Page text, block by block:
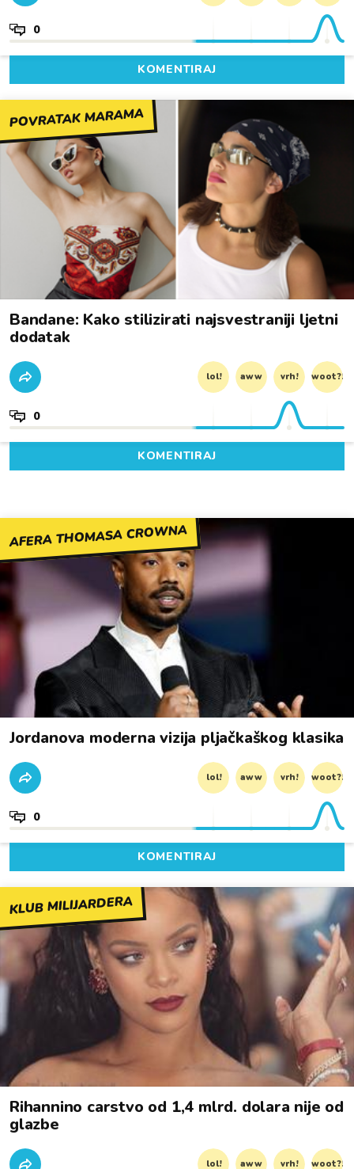
0
KOMENTIRAJ
POVRATAK MARAMA
Bandane: Kako stilizirati najsvestraniji ljetni
dodatak
lol! aww vrh! woot?!
0
KOMENTIRAJ
AFERA THOMASA CROWNA
Jordanova moderna vizija pljačkaškog klasika
lol! aww vrh! woot?!
0
KOMENTIRAJ
KLUB MILIJARDERA
Rihannino carstvo od 1,4 mlrd. dolara nije od
glazbe
lol! aww vrh! woot?!